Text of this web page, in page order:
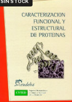
SIN STOCK